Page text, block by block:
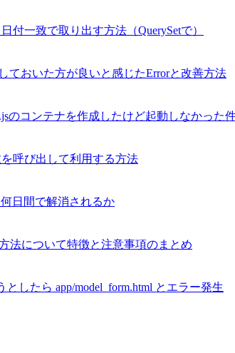
付一致で取り出す方法（QuerySetで）
ておいた方が良いと感じたErrorと改善方法
のコンテナを作成したけど起動しなかった
を呼び出して利用する方法
日間で解消されるか
法について特徴と注意事項のまとめ
したら app/model_form.html とエラー発生